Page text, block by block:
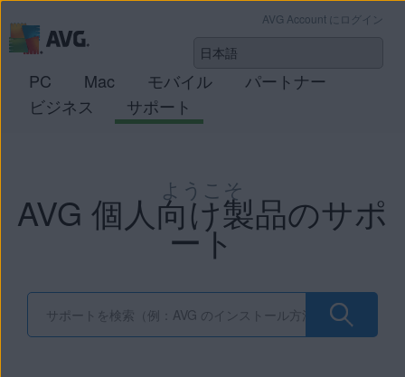
AVG Account にログイン
PC Mac モバイル
パートナー
ビジネス
サポート
ようこそ
AVG 個人向け製品のサポ
ート